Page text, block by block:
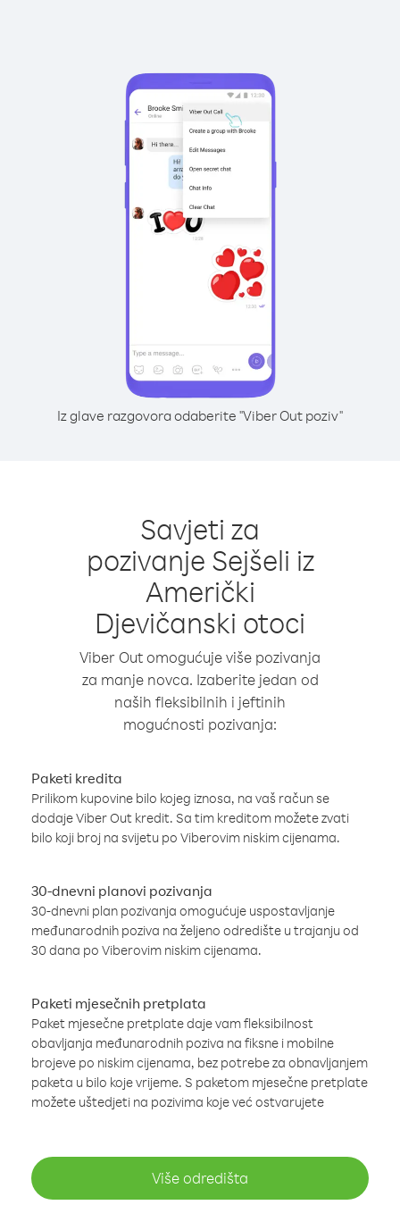
Iz glave razgovora odaberite "Viber Out poziv"
Savjeti za
pozivanje Sejšeli iz
Američki
Djevičanski otoci
Viber Out omogućuje više pozivanja
za manje novca. Izaberite jedan od
naših fleksibilnih i jeftinih
mogućnosti pozivanja:
Paketi kredita
Prilikom kupovine bilo kojeg iznosa, na vaš račun se
dodaje Viber Out kredit. Sa tim kreditom možete zvati
bilo koji broj na svijetu po Viberovim niskim cijenama.
30-dnevni planovi pozivanja
30-dnevni plan pozivanja omogućuje uspostavljanje
međunarodnih poziva na željeno odredište u trajanju od
30 dana po Viberovim niskim cijenama.
Paketi mjesečnih pretplata
Paket mjesečne pretplate daje vam fleksibilnost
obavljanja međunarodnih poziva na fiksne i mobilne
brojeve po niskim cijenama, bez potrebe za obnavljanjem
paketa u bilo koje vrijeme. S paketom mjesečne pretplate
možete uštedjeti na pozivima koje već ostvarujete
Više odredišta